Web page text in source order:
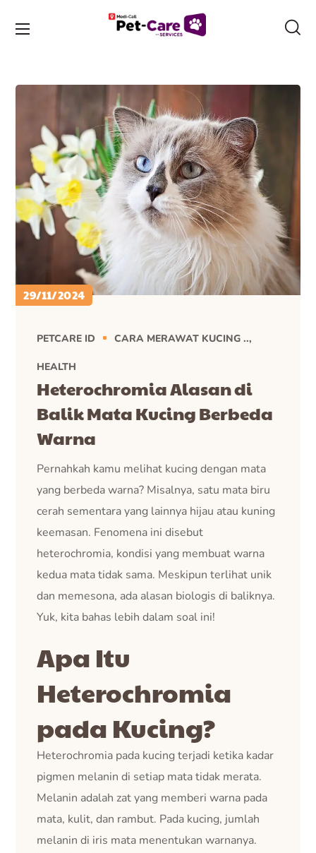
29/11/2024
PETCARE ID CARA MERAWAT KUCING ..
HEALTH
Heterochromia Alasan di
Balik Mata Kucing Berbeda
Warna
Pernahkah kamu melihat kucing dengan mata
yang berbeda warna? Misalnya, satu mata biru
cerah sementara yang lainnya hijau atau kuning
keemasan. Fenomena ini disebut
heterochromia, kondisi yang membuat warna
kedua mata tidak sama. Meskipun terlihat unik
dan memesona, ada alasan biologis di baliknya.
Yuk, kita bahas lebih dalam soal ini!
Apa Itu
Heterochromia
pada Kucing?
Heterochromia pada kucing terjadi ketika kadar
pigmen melanin di setiap mata tidak merata.
Melanin adalah zat yang memberi warna pada
mata, kulit, dan rambut. Pada kucing, jumlah
melanin di iris mata menentukan warnanya.